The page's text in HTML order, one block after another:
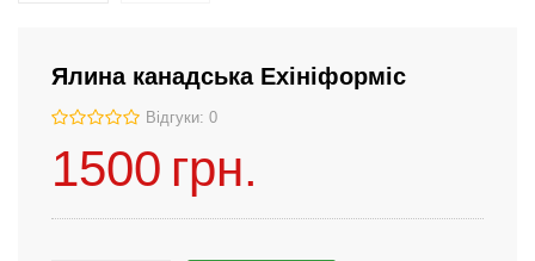
Ялина канадська Ехініформіс
Відгуки: 0
1500 грн.